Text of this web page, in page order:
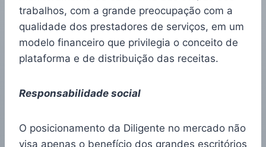
trabalhos, com a grande preocupação com a
qualidade dos prestadores de serviços, em um
modelo financeiro que privilegia o conceito de
plataforma e de distribuição das receitas.
Responsabilidade social
O posicionamento da Diligente no mercado não
visa apenas o benefício dos grandes escritórios